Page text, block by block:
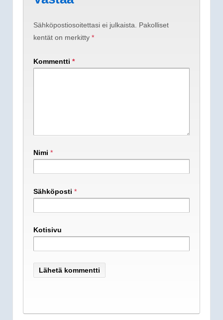
Sähköpostiosoitettasi ei julkaista. Pakolliset
kentät on merkitty *
Kommentti *
Nimi *
Sähköposti *
Kotisivu